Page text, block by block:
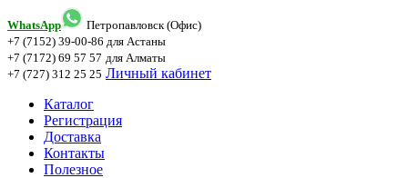
WhatsApp
Петропавловск (Офис)
+7 (7152) 39-00-86 для Астаны
+7 (7172) 69 57 57 для Алматы
+7 (727) 312 25 25 Личный кабинет
Каталог
Регистрация
Доставка
Контакты
Полезное